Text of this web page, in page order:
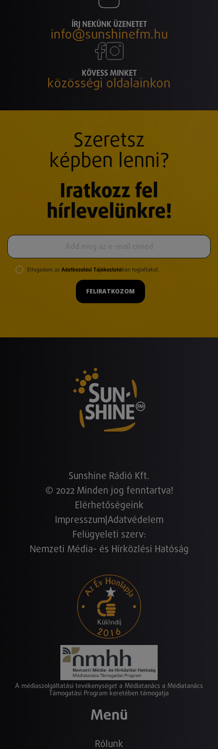
ÍRJ NEKÜNK ÜZENETET
info@sunshinefm.hu
KÖVESS MINKET
közösségi oldalainkon
Szeretsz
képben lenni?
Iratkozz fel
hírlevelünkre!
Elfogadom az Adatkezelési Tájékoztatóban foglaltakat.
FELIRATKOZOM
Sunshine Rádió Kft.
© 2022 Minden jog fenntartva!
Elérhetőségeink
Impresszum Adatvédelem
Felügyeleti szerv:
Nemzeti Média- és Hírközlési Hatóság
A médiaszolgáltatási tevékenységet a Médiatanács a Médiatanács
Támogatási Program keretében támogatja
Menü
Rólunk